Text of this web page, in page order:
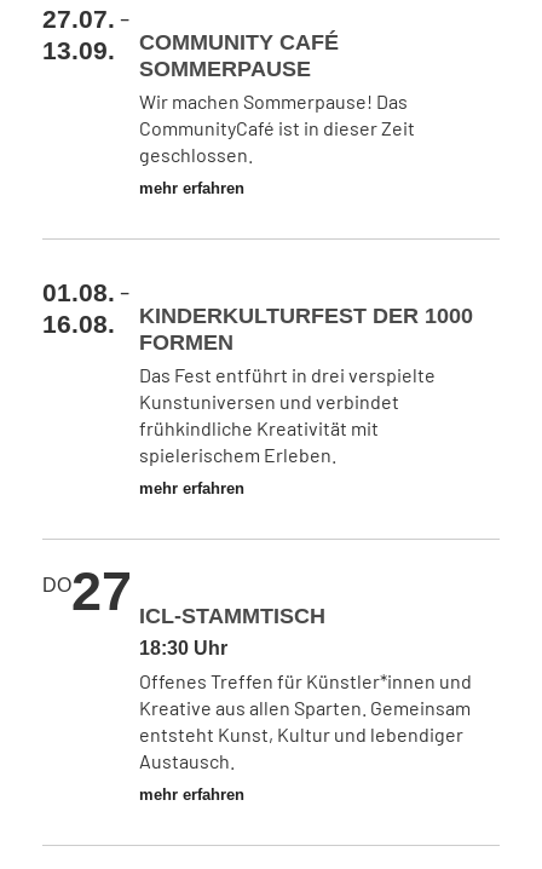
27.07. -
13.09.
COMMUNITY CAFÉ
SOMMERPAUSE
Wir machen Sommerpause! Das
CommunityCafé ist in dieser Zeit
geschlossen.
mehr erfahren
01.08. -
16.08.
KINDERKULTURFEST DER 1000
FORMEN
Das Fest entführt in drei verspielte
Kunstuniversen und verbindet
frühkindliche Kreativität mit
spielerischem Erleben.
mehr erfahren
DO27 ICL-STAMMTISCH
18:30 Uhr
Offenes Treffen für Künstler*innen und
Kreative aus allen Sparten. Gemeinsam
entsteht Kunst, Kultur und lebendiger
Austausch.
mehr erfahren